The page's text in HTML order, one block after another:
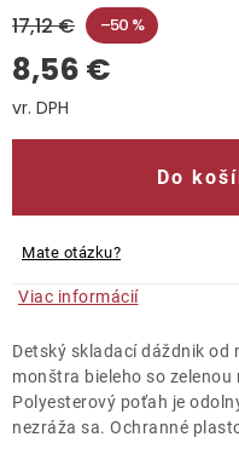
Kontakty
17,12 € –50 %
8,56 €
Do
Mate otázku?
Viac informácií
Detský skladací dáždnik od
monštra bieleho so
Polyesterový poťah je
nezráža sa. Ochranné